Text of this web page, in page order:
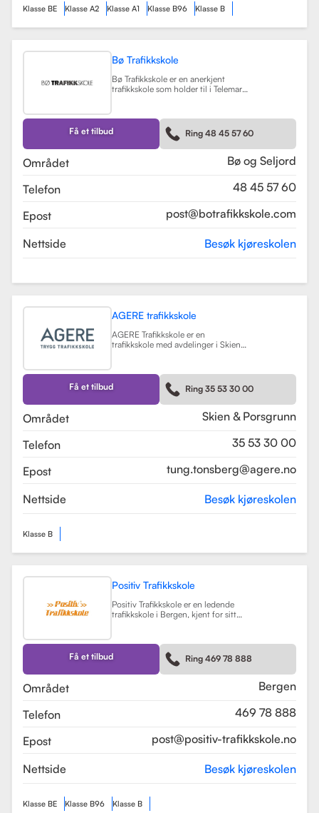
Klasse BE Klasse A2 Klasse A1 Klasse B96 Klasse B
Bø Trafikkskole
Bø Trafikkskole er en anerkjent
trafikkskole som holder til i Telemark,
elever. Skolen tilbyr opplæring for
førerkort i klasse B, B96 og BE, samt
en rekke kurs som trafikalt
grunnkurs, mørkekjøring, førstehjelp
Få et tilbud Ring 48 45 57 60
Området
Bø og Seljord
Telefon
48 45 57 60
Epost
post@botrafikkskole.com
Nettside Besøk kjøreskolen
AGERE trafikkskole
AGERE Trafikkskole er en
trafikkskole med avdelinger i Skien
førerkortklasser, fra moped til buss
og lastebil. Skolen har som mål å gi
elevene de nødvendige ferdighetene
og holdningene for å bli trygge og
kompetente sjåfører, med et fokus
på nullvisjonen om ingen drepte
god kvalitet på opplæringen.
AGERE Trafikkskole tilbyr også ulike
teorikurs og spesialiserte moduler
Les mer
Få et tilbud Ring 35 53 30 00
Området
Skien & Porsgrunn
Telefon
35 53 30 00
Epost
tung.tonsberg@agere.no
Nettside Besøk kjøreskolen
Klasse B
Positiv Trafikkskole
Positiv Trafikkskole er en ledende
trafikkskole i Bergen, kjent for sitt
føreropplæring for både bil,
tilhenger og moped, og har
spesialiserte kurs som trafikalt
grunnkurs og mørkekjøring. Les mer
Få et tilbud Ring 469 78 888
Området
Bergen
Telefon
469 78 888
Epost
post@positiv-trafikkskole.no
Nettside Besøk kjøreskolen
Klasse BE Klasse B96 Klasse B